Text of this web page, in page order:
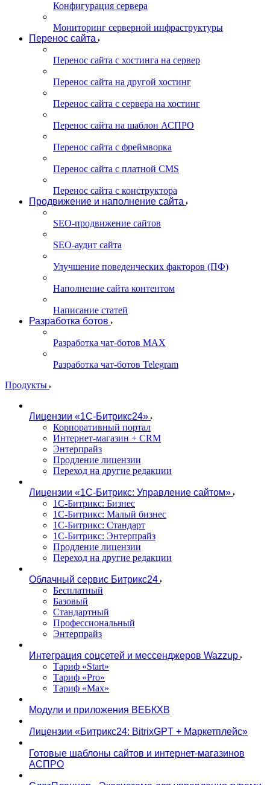
Конфигурация сервера
Мониторинг серверной инфраструктуры
Перенос сайта
Перенос сайта с хостинга на сервер
Перенос сайта на другой хостинг
Перенос сайта с сервера на хостинг
Перенос сайта на шаблон АСПРО
Перенос сайта с фреймворка
Перенос сайта с платной CMS
Перенос сайта с конструктора
Продвижение и наполнение сайта
SEO-продвижение сайтов
SEO-аудит сайта
Улучшение поведенческих факторов (ПФ)
Наполнение сайта контентом
Написание статей
Разработка ботов
Разработка чат-ботов MAX
Разработка чат-ботов Telegram
Продукты
Лицензии «1С-Битрикс24»
Корпоративный портал
Интернет-магазин + CRM
Энтерпрайз
Продление лицензии
Переход на другие редакции
Лицензии «1С-Битрикс: Управление сайтом»
1С-Битрикс: Бизнес
1С-Битрикс: Малый бизнес
1С-Битрикс: Стандарт
1С-Битрикс: Энтерпрайз
Продление лицензии
Переход на другие редакции
Облачный сервис Битрикс24
Бесплатный
Базовый
Стандартный
Профессиональный
Энтерпрайз
Интеграция соцсетей и мессенджеров Wazzup
Тариф «Start»
Тариф «Pro»
Тариф «Max»
Модули и приложения ВЕБКХВ
Лицензии «Битрикс24: BitrixGPT + Маркетплейс»
Готовые шаблоны сайтов и интернет-магазинов
АСПРО